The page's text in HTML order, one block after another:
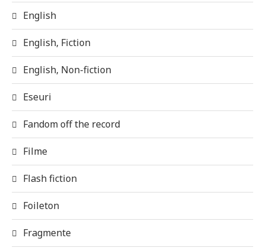
English
English, Fiction
English, Non-fiction
Eseuri
Fandom off the record
Filme
Flash fiction
Foileton
Fragmente